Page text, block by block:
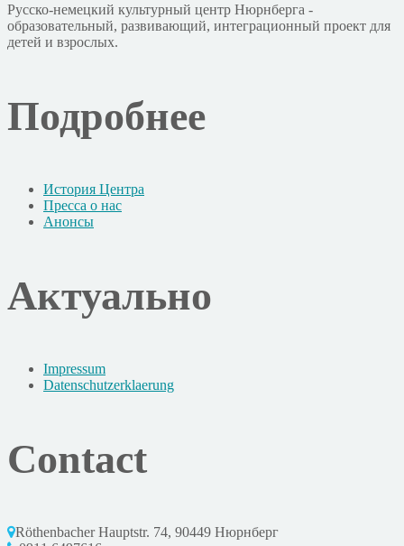
Русско-немецкий культурный центр Нюрнберга -
образовательный, развивающий, интеграционный проект для
детей и взрослых.
Подробнее
История Центра
Пресса о нас
Анонсы
Актуально
Impressum
Datenschutzerklaerung
Contact
Röthenbacher Hauptstr. 74, 90449 Нюрнберг